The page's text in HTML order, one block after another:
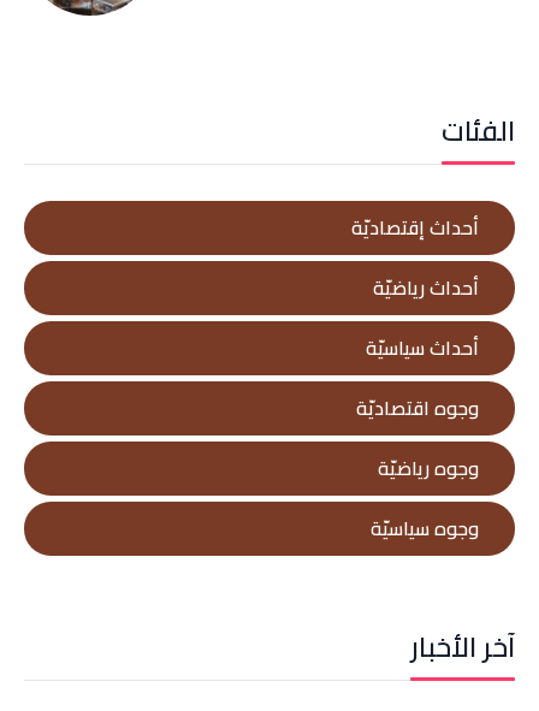
الفئات
أحداث إقتصاديّة
أحداث رياضيّة
أحداث سياسيّة
وجوه اقتصاديّة
وجوه رياضيّة
وجوه سياسيّة
آخر الأخبار